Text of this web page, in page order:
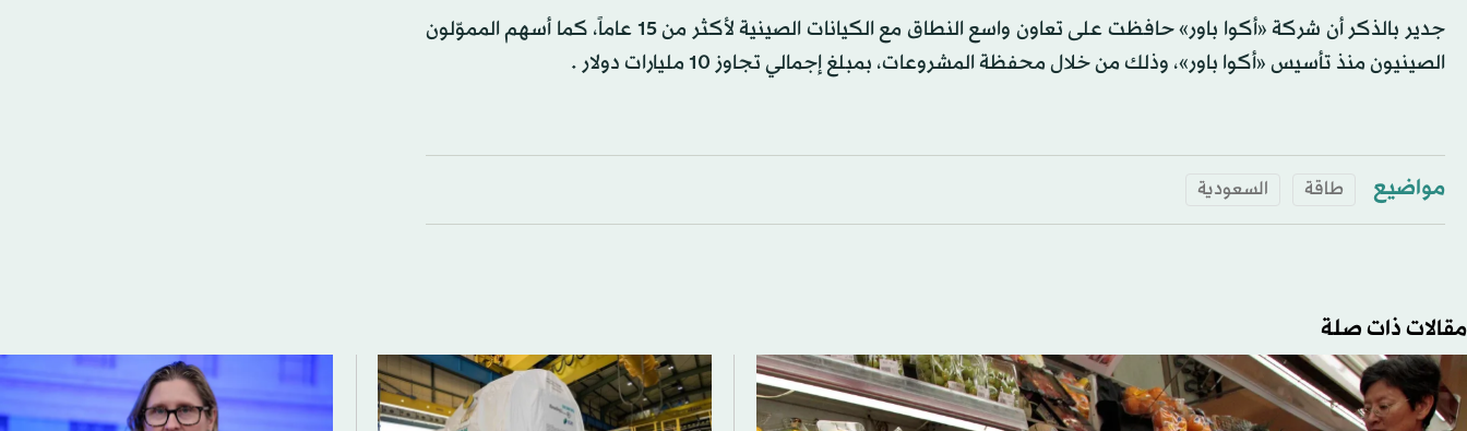
جدير بالذكر أن شركة «أكوا باور» حافظت على تعاون واسع النطاق مع الكيانات الصينية لأكثر من 15 عاماً، كما أسهم المموّلون
الصينيون منذ تأسيس «أكوا باور»، وذلك من خلال محفظة المشروعات، بمبلغ إجمالي تجاوز 10 مليارات دولار .
مواضيع طاقة السعودية
مقالات ذات صلة